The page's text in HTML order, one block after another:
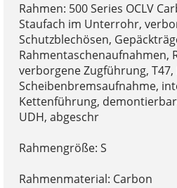
Rahmen: 500 Series OCLV
Staufach im Unterrohr,
Schutzblechösen,
Rahmentaschenaufnahmen,
verborgene Zugführung,
Scheibenbremsaufnahme,
Kettenführung,
UDH, abgeschr
Rahmengröße: S
Rahmenmaterial: Carbon